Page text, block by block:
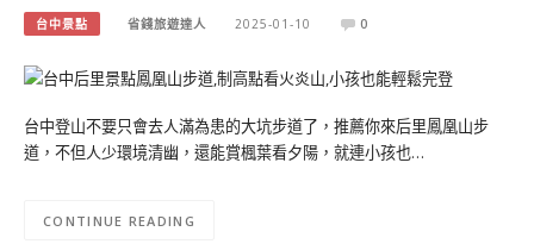
台中景點 省錢旅遊達人 2025-01-10 0
台中登山不要只會去人滿為患的大坑步道了，推薦你來后里鳳凰山步
道，不但人少環境清幽，還能賞楓葉看夕陽，就連小孩也…
CONTINUE READING